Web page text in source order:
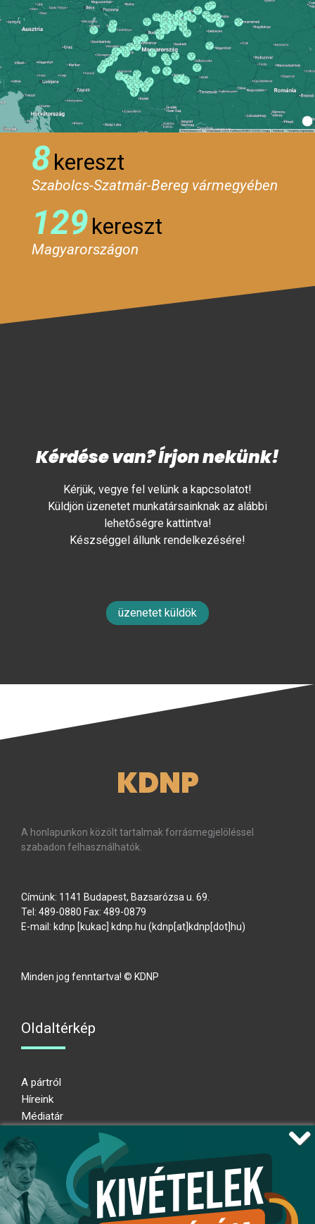
8kereszt
Szabolcs-Szatmár-Bereg vármegyében
129kereszt
Magyarországon
Kérdése van? Írjon nekünk!
Kérjük, vegye fel velünk a kapcsolatot!
Küldjön üzenetet munkatársainknak az alábbi
lehetőségre kattintva!
Készséggel állunk rendelkezésére!
üzenetet küldök
KDNP
A honlapunkon közölt tartalmak forrásmegjelöléssel
szabadon felhasználhatók.
Címünk: 1141 Budapest, Bazsarózsa u. 69.
Tel: 489-0880 Fax: 489-0879
E-mail: kdnp [kukac] kdnp hu (kdnp[at]kdnp[dot]hu)
Minden jog fenntartva! © KDNP
Oldaltérkép
A pártról
Híreink
Médiatár
Adatkezelési nyilatkozat
Átláthatósági nyilatkozat
Ugrás az oldal tetejére